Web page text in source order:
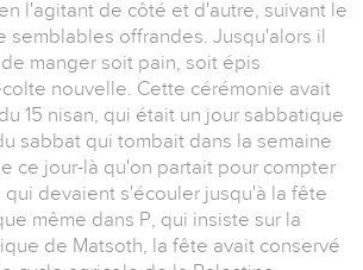
l'agitant de côté et d'autre, suivant le
semblables offrandes. Jusqu'alors il
manger soit pain, soit épis
nouvelle. Cette cérémonie avait
15 nisan, qui était un jour sabbatique
sabbat qui tombait dans la semaine
ce jour-là qu'on partait pour compter
qui devaient s'écouler jusqu'à la fête
même dans P, qui insiste sur la
de Matsoth, la fête avait conservé